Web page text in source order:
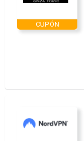
CUPÓN